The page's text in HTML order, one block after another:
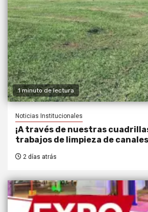
1 minuto de lectura
Noticias Institucionales
¡A través de nuestras
trabajos de limpieza de
2 días atrás